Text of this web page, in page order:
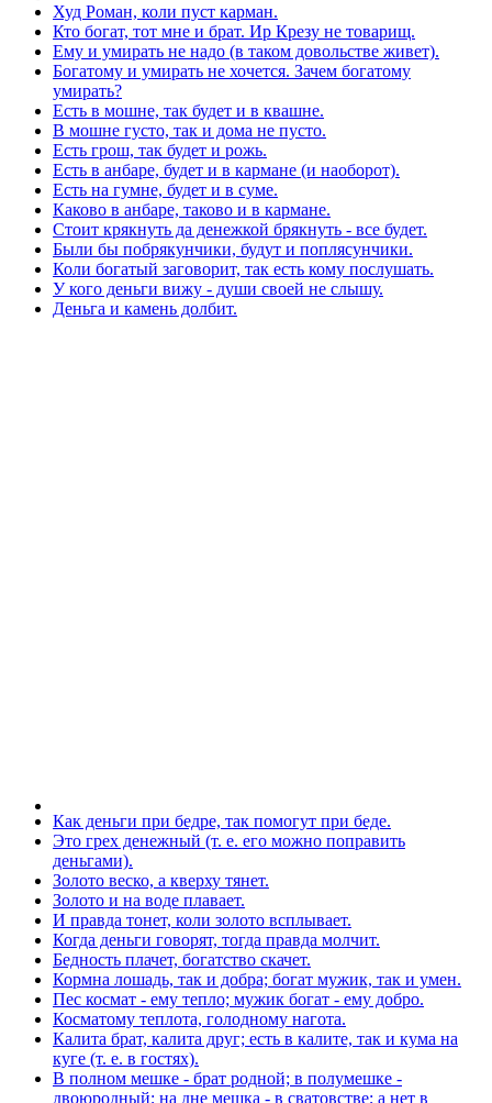
Худ Роман, коли пуст карман.
Кто богат, тот мне и брат. Ир Крезу не товарищ.
Ему и умирать не надо (в таком довольстве живет).
Богатому и умирать не хочется. Зачем богатому
умирать?
Есть в мошне, так будет и в квашне.
В мошне густо, так и дома не пусто.
Есть грош, так будет и рожь.
Есть в анбаре, будет и в кармане (и наоборот).
Есть на гумне, будет и в суме.
Каково в анбаре, таково и в кармане.
Стоит крякнуть да денежкой брякнуть - все будет.
Были бы побрякунчики, будут и поплясунчики.
Коли богатый заговорит, так есть кому послушать.
У кого деньги вижу - души своей не слышу.
Деньга и камень долбит.
Как деньги при бедре, так помогут при беде.
Это грех денежный (т. е. его можно поправить
деньгами).
Золото веско, а кверху тянет.
Золото и на воде плавает.
И правда тонет, коли золото всплывает.
Когда деньги говорят, тогда правда молчит.
Бедность плачет, богатство скачет.
Кормна лошадь, так и добра; богат мужик, так и умен.
Пес космат - ему тепло; мужик богат - ему добро.
Косматому теплота, голодному нагота.
Калита брат, калита друг; есть в калите, так и кума на
куге (т. е. в гостях).
В полном мешке - брат родной; в полумешке -
двоюродный; на дне мешка - в сватовстве; а нет в